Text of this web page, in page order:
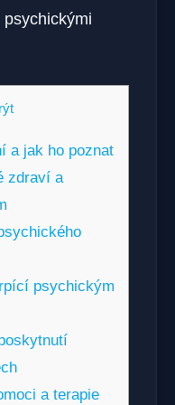
]
a jak ⁣ho poznat
zdraví a
psychickým
a terapie